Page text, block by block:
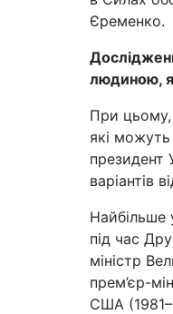
Єременко.
людиною,
При цьому,
які
президент
варіантів
Найбільше
під час
міністр
прем’єр-
США